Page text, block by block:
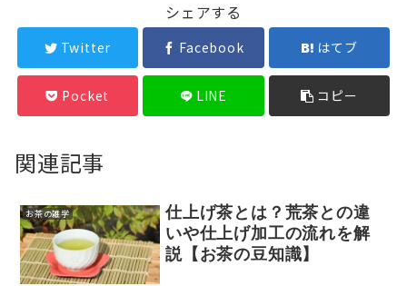
シェアする
Twitter Facebook はてブ
Pocket LINE コピー
関連記事
お茶の雑学
仕上げ茶とは？荒茶との違
いや仕上げ加工の流れを解
説【お茶の豆知識】